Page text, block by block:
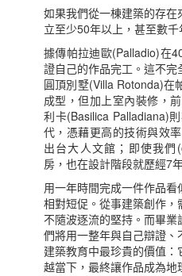
如果我們從一棟建築的存
立至少50年以上，甚至數千
據傳帕拉迪歐(Palladio)在
證自己的作品完工。這不完
圓頂別墅(Villa Rotonda)在
成型，但加上室內裝修，
利卡(Basilica Palladiana)
代，憑藉更高的技術與效
出台大人文館；即使我
房，也在設計階段就歷經7
用一年時間完成一件作品
相對短促。從事建築創作
不隨波逐流的堅持。而畢
們將用一整年與自己辯證
建築教育中最珍貴的價值
越當下，最終讓作品成為地